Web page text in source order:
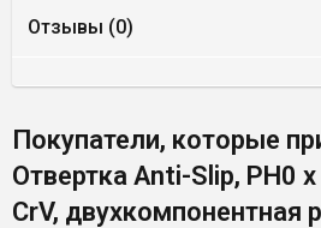
Отзывы (0)
Покупатели, которые
Отвертка Anti-Slip, PH0
CrV, двухкомпонентная